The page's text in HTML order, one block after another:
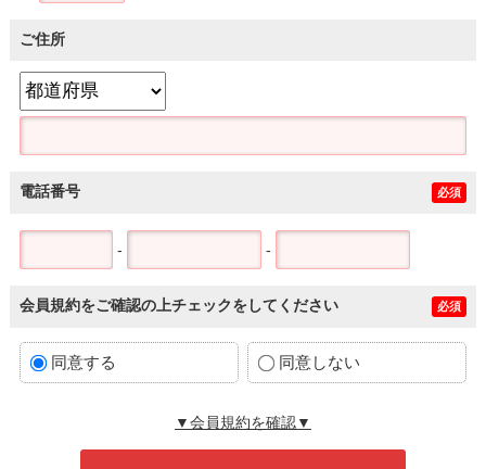
ご住所
電話番号 必須
- -
会員規約をご確認の上チェックをしてください 必須
同意する 同意しない
▼会員規約を確認▼